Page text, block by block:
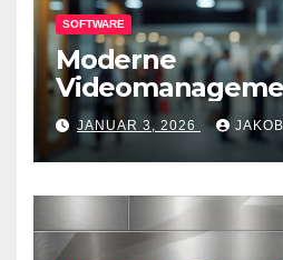
SOFTWARE
Moderne
(VMS) – mehr als
JANUAR 3, 2026 JAKOB